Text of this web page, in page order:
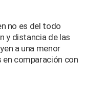
no es del todo
y distancia de las
a una menor
comparación con